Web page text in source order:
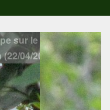
sur le mur bordant
04/2011)